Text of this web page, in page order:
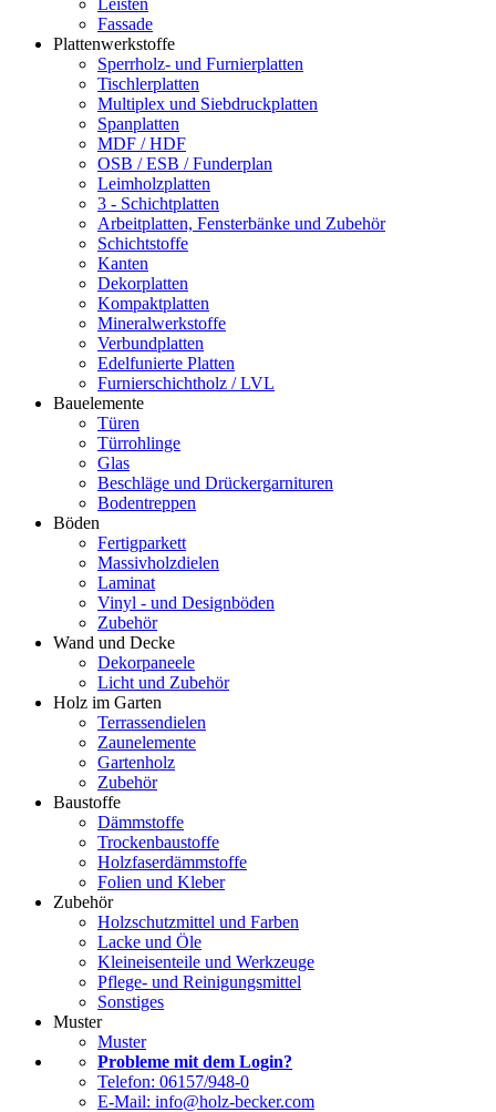
Leisten
Fassade
Plattenwerkstoffe
Sperrholz- und Furnierplatten
Tischlerplatten
Multiplex und Siebdruckplatten
Spanplatten
MDF / HDF
OSB / ESB / Funderplan
Leimholzplatten
3 - Schichtplatten
Arbeitplatten, Fensterbänke und Zubehör
Schichtstoffe
Kanten
Dekorplatten
Kompaktplatten
Mineralwerkstoffe
Verbundplatten
Edelfunierte Platten
Furnierschichtholz / LVL
Bauelemente
Türen
Türrohlinge
Glas
Beschläge und Drückergarnituren
Bodentreppen
Böden
Fertigparkett
Massivholzdielen
Laminat
Vinyl - und Designböden
Zubehör
Wand und Decke
Dekorpaneele
Licht und Zubehör
Holz im Garten
Terrassendielen
Zaunelemente
Gartenholz
Zubehör
Baustoffe
Dämmstoffe
Trockenbaustoffe
Holzfaserdämmstoffe
Folien und Kleber
Zubehör
Holzschutzmittel und Farben
Lacke und Öle
Kleineisenteile und Werkzeuge
Pflege- und Reinigungsmittel
Sonstiges
Muster
Muster
Probleme mit dem Login?
Telefon: 06157/948-0
E-Mail: info@holz-becker.com